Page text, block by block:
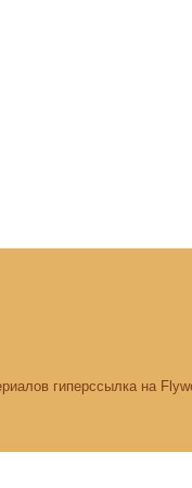
гиперссылка на